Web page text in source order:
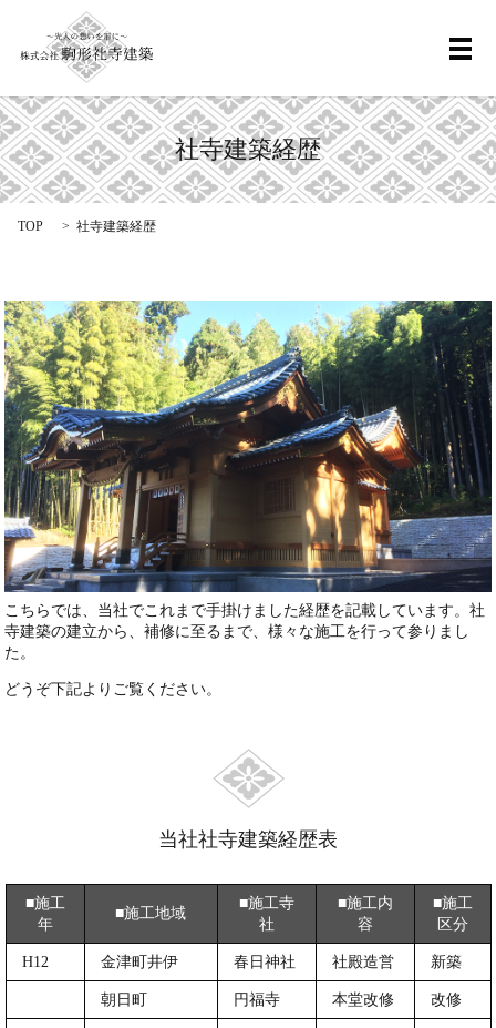
メ
社寺建築経歴
TOP 社寺建築経歴
こちらでは、当社でこれまで手掛けました経歴を記載しています。社
寺建築の建立から、補修に至るまで、様々な施工を行って参りまし
た。
どうぞ下記よりご覧ください。
当社社寺建築経歴表
■施工
年
■施工地域
■施工寺
社
■施工内
容
■施工
区分
H12 金津町井伊 春日神社 社殿造営 新築
朝日町 円福寺 本堂改修 改修